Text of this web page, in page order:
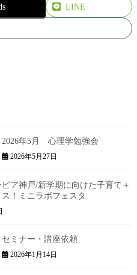
LINE
2026年5月 心理学勉強会
2026年5月27日
ア神戸/新学期に向けた子育て＋
！ミニラボフェスタ
セミナー・講座依頼
2026年1月14日